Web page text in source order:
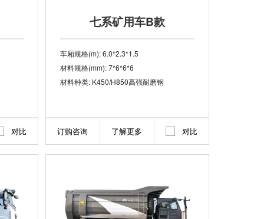
对比
七系矿用车B款
车厢规格(m): 6.0*2.3*1.5
材料规格(mm): 7*6*6*6
材料种类: K450/H850高强耐磨钢
订购咨询 了解更多 对比